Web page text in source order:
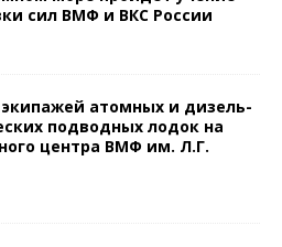
сил ВМФ и ВКС России
атомных и дизель-
подводных лодок на
центра ВМФ им. Л.Г.